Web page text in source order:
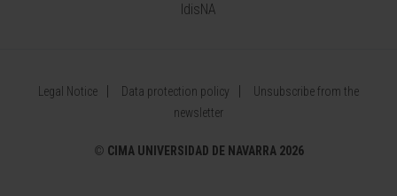
IdisNA
Legal Notice Data protection policy
Unsubscribe from the
newsletter
© CIMA UNIVERSIDAD DE NAVARRA 2026